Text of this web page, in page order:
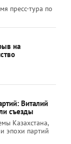
пресс-тура по
на
Виталий
съезды
Казахстана,
эпохи партий